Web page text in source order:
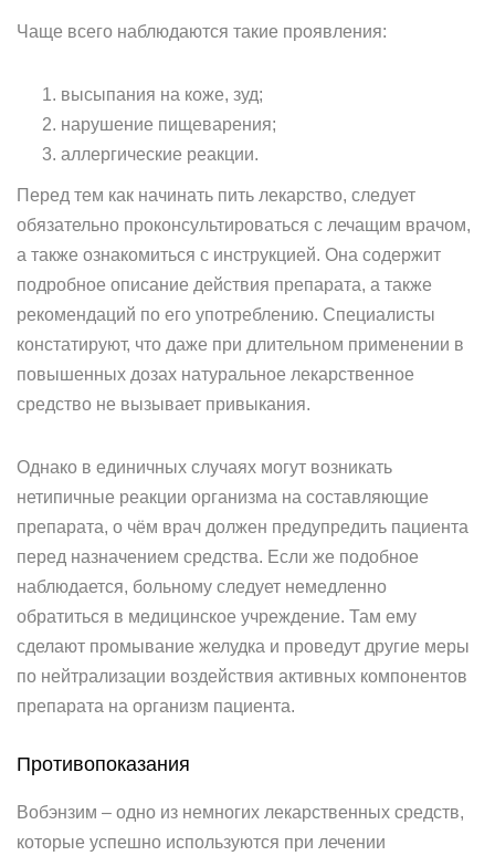
Чаще всего наблюдаются такие проявления:
высыпания на коже, зуд;
нарушение пищеварения;
аллергические реакции.
Перед тем как начинать пить лекарство, следует
обязательно проконсультироваться с лечащим врачом,
а также ознакомиться с инструкцией. Она содержит
подробное описание действия препарата, а также
рекомендаций по его употреблению. Специалисты
констатируют, что даже при длительном применении в
повышенных дозах натуральное лекарственное
средство не вызывает привыкания.
Однако в единичных случаях могут возникать
нетипичные реакции организма на составляющие
препарата, о чём врач должен предупредить пациента
перед назначением средства. Если же подобное
наблюдается, больному следует немедленно
обратиться в медицинское учреждение. Там ему
сделают промывание желудка и проведут другие меры
по нейтрализации воздействия активных компонентов
препарата на организм пациента.
Противопоказания
Вобэнзим – одно из немногих лекарственных средств,
которые успешно используются при лечении